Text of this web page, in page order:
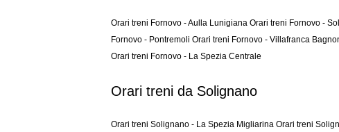
Orari treni Fornovo - Aulla Lunigiana Orari treni Fornovo -
Fornovo - Pontremoli Orari treni Fornovo - Villafranca
Orari treni Fornovo - La Spezia Centrale
Orari treni da Solignano
Orari treni Solignano - La Spezia Migliarina Orari treni